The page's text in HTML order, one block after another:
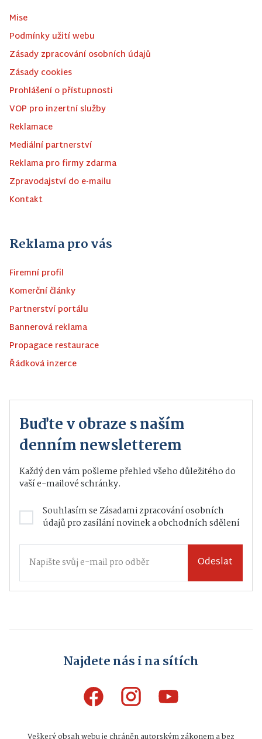
Mise
Podmínky užití webu
Zásady zpracování osobních údajů
Zásady cookies
Prohlášení o přístupnosti
VOP pro inzertní služby
Reklamace
Mediální partnerství
Reklama pro firmy zdarma
Zpravodajství do e-mailu
Kontakt
Reklama pro vás
Firemní profil
Komerční články
Partnerství portálu
Bannerová reklama
Propagace restaurace
Řádková inzerce
Buďte v obraze s naším
denním newsletterem
Každý den vám pošleme přehled všeho důležitého do
vaší e-mailové schránky.
Souhlasím seZásadami zpracování osobních
údajůpro zasílání novinek a obchodních sdělení
Odeslat
Najdete nás i na sítích